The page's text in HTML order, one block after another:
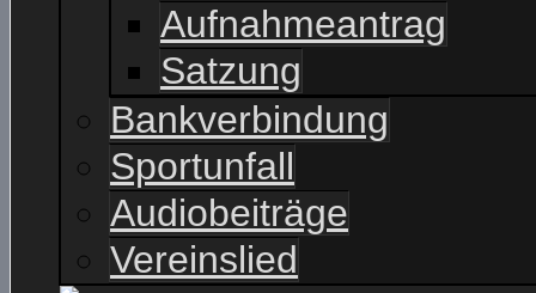
Aufnahmeantrag
Satzung
Bankverbindung
Sportunfall
Audiobeiträge
Vereinslied